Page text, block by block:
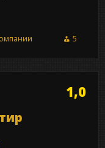
5
1,0